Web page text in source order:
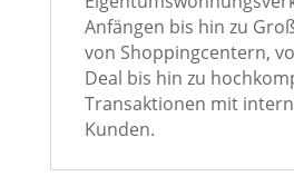
Anfängen bis hin zu
von Shoppingcentern,
Deal bis hin zu
Transaktionen mit
Kunden.